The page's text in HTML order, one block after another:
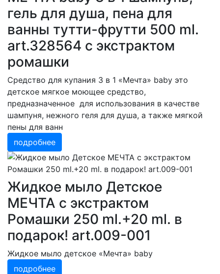
гель для душа, пена для
ванны тутти-фрутти 500 ml.
art.328564 с экстрактом
ромашки
Средство для купания 3 в 1 «Мечта» baby это
детское мягкое моющее средство,
предназначенное для использования в качестве
шампуня, нежного геля для душа, а также мягкой
пены для ванн
подробнее
Жидкое мыло Детское
МЕЧТА с экстрактом
Ромашки 250 ml.+20 ml. в
подарок! art.009-001
Жидкое мыло детское «Мечта» baby
подробнее